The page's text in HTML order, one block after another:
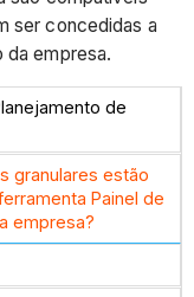
ser concedidas a
da empresa.
de
granulares estão
Painel de
empresa?